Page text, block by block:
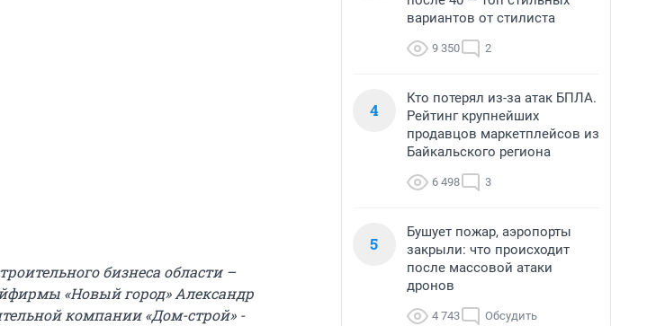
бизнеса области –
«Новый город» Александр
компании «Дом-строй» -
вариантов от стилиста
9 350 2
4
Кто потерял из-за атак БПЛА.
Рейтинг крупнейших
продавцов маркетплейсов из
Байкальского региона
6 498 3
5
Бушует пожар, аэропорты
закрыли: что происходит
после массовой атаки
дронов
4 743 Обсудить